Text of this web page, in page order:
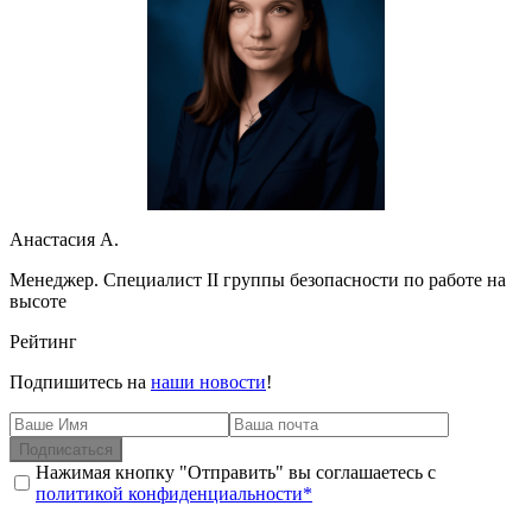
Анастасия А.
Менеджер. Специалист II группы безопасности по работе на
высоте
Рейтинг
Подпишитесь на наши новости!
Подписаться
Нажимая кнопку "Отправить" вы соглашаетесь с
политикой конфиденциальности*